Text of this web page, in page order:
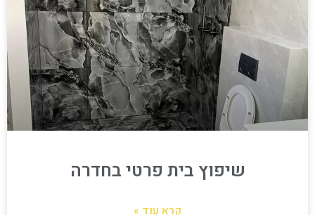
שיפוץ בית פרטי בחדרה
קרא עוד »